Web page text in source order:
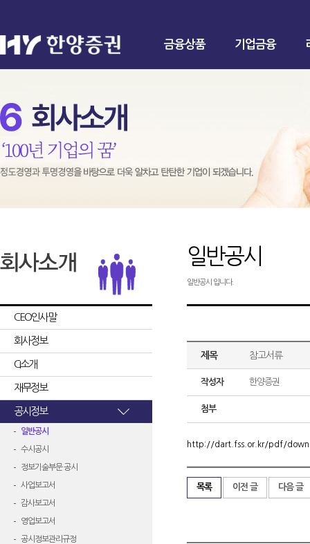
금융상품 기업금융
CEO인사말
회사정보
CI소개
재무정보
공시정보
일반공시
수시공시
정보기술부문 공시
사업보고서
감사보고서
영업보고서
공시정보관리규정
일반공시
일반공시 입니다.
제목 참고서류
작성자 한양증권
첨부
http://dart.fss.or.kr/pdf/
목록 이전 글 다음 글